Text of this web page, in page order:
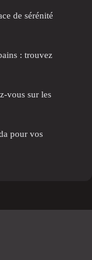
de sérénité
: trouvez
vous sur les
pour vos